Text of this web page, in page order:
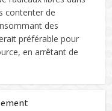
contenter de
des
préférable pour
en arrêtant de